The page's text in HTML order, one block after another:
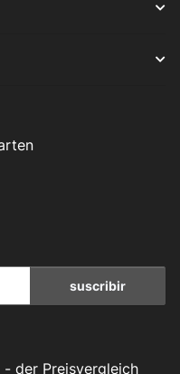
suscribir